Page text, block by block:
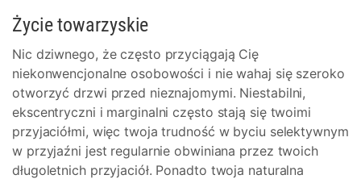
Życie towarzyskie
Nic dziwnego, że często przyciągają Cię
niekonwencjonalne osobowości i nie wahaj się szeroko
otworzyć drzwi przed nieznajomymi. Niestabilni,
ekscentryczni i marginalni często stają się twoimi
przyjaciółmi, więc twoja trudność w byciu selektywnym
w przyjaźni jest regularnie obwiniana przez twoich
długoletnich przyjaciół. Ponadto twoja naturalna